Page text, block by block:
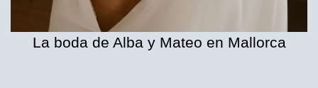
La boda de Alba y Mateo en Mallorca